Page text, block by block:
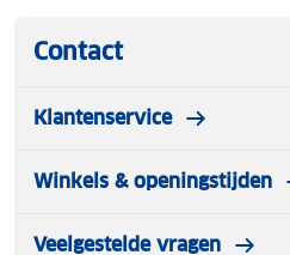
Contact
Klantenservice
Winkels & openingstijden
Veelgestelde vragen